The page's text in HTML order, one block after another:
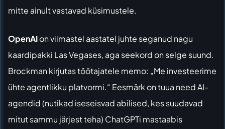
mitte ainult vastavad küsimustele.
OpenAIon viimastel aastatel juhte seganud nagu
kaardipakki Las Vegases, aga seekord on selge suund.
Brockman kirjutas töötajatele memo: „Me investeerime
ühte agentlikku platvormi.“ Eesmärk on tuua need AI-
agendid (nutikad iseseisvad abilised, kes suudavad
mitut sammu järjest teha) ChatGPTi mastaabis